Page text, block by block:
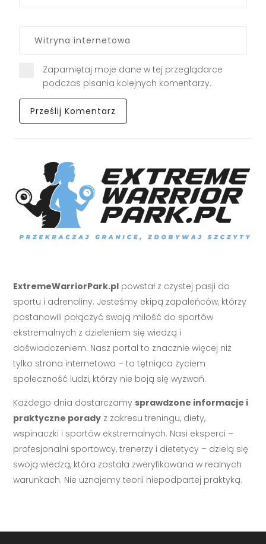
Zapamiętaj moje dane w tej przeglądarce
podczas pisania kolejnych komentarzy.
ExtremeWarriorPark.pl powstał z czystej pasji do
sportu i adrenaliny. Jesteśmy ekipą zapaleńców, którzy
postanowili połączyć swoją miłość do sportów
ekstremalnych z dzieleniem się wiedzą i
doświadczeniem. Nasz portal to znacznie więcej niż
tylko strona internetowa – to tętniąca życiem
społeczność ludzi, którzy nie boją się wyzwań.
Każdego dnia dostarczamy sprawdzone informacje i
praktyczne porady z zakresu treningu, diety,
wspinaczki i sportów ekstremalnych. Nasi eksperci –
profesjonalni sportowcy, trenerzy i dietetycy – dzielą się
swoją wiedzą, która została zweryfikowana w realnych
warunkach. Nie uznajemy teorii niepodpartej praktyką.